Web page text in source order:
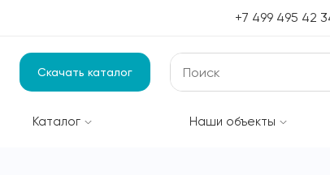
+7 499 495 42
Скачать каталог
Каталог Наши объекты